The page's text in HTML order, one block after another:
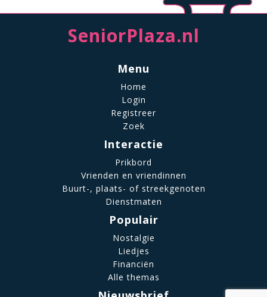
SeniorPlaza.nl
Menu
Home
Login
Registreer
Zoek
Interactie
Prikbord
Vrienden en vriendinnen
Buurt-, plaats- of streekgenoten
Dienstmaten
Populair
Nostalgie
Liedjes
Financiën
Alle themas